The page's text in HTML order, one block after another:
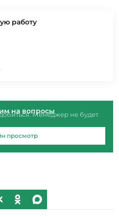
работу
на вопросыМенеджер не будет
просмотр